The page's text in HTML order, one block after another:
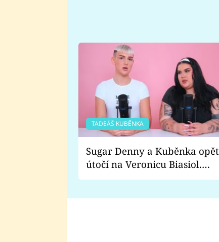
TADEÁŠ KUBĚNKA
Sugar Denny a Kuběnka opět
útočí na Veronicu Biasiol.
Proč je podle nich falešná a